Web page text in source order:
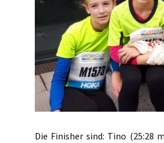
Die Finisher sind: Tino (25:28